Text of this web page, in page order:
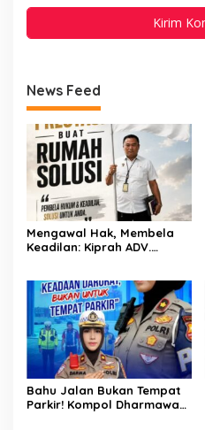
News Feed
Mengawal Hak, Membela
Keadilan: Kiprah ADV.
Bahu Jalan Bukan Tempat
Parkir! Kompol Dharmawati